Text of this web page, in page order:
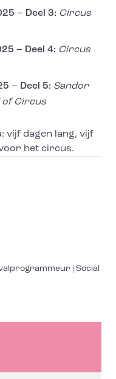
– Deel 3: Circus
– Deel 4: Circus
– Deel 5: Sandor
of Circus
: vijf dagen lang, vijf
het circus.
| Social